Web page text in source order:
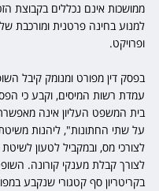
ממושכות אינם נכללים בקבוצת
למנוע בחינה פרטנית ומורכבת
ופרויקט.
בפסק דין מפורט ומנומק קיבל
עמדת רשות המיסים, וקבע כי
בית המשפט העליון אינה
על שתי החתונות", ליהנות משיטת
לצורכי מס, ובמקביל לטעון
לצורך קבלת מענקי קורונה.
בקריטריון סף קטגורי שנקבע